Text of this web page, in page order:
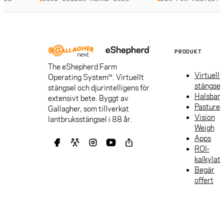
The eShepherd Farm
Operating System™. Virtuellt
stängsel och djurintelligens för
extensivt bete. Byggt av
Gallagher, som tillverkat
lantbruksstängsel i 88 år.
PRODUKT
Virtuellt
stängsel
Pasture
Vision
Weigh
Apps
ROI-
Begär
offert